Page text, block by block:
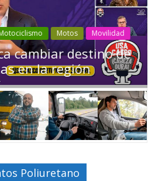
Transporte Varios
mantienen a
Poliuretano